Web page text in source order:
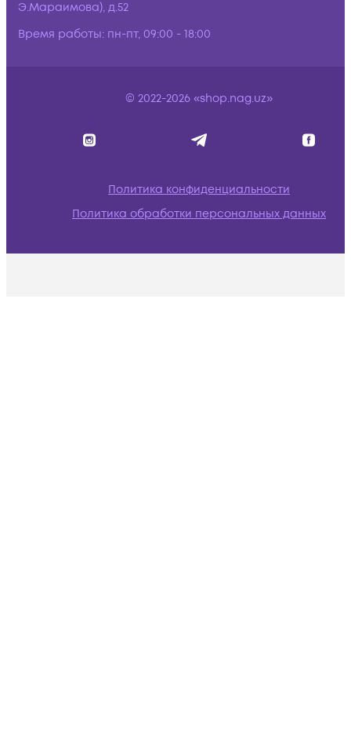
Э.Мараимова), д.52
Время работы: пн-пт, 09:00 - 18:00
© 2022-2026 «shop.nag.uz»
Политика конфиденциальности
Политика обработки персональных данных